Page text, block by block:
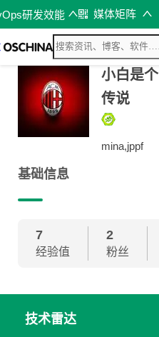
研发效能 媒体矩阵
小白是个
传说
mina,jppf
基础信息
7
经验值
2
粉丝
技术雷达